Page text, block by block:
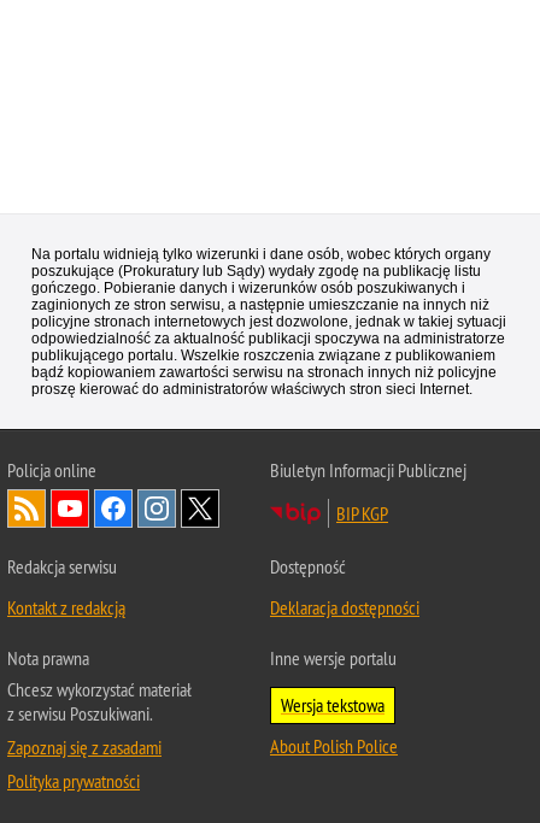
Na portalu widnieją tylko wizerunki i dane osób, wobec których organy
poszukujące (Prokuratury lub Sądy) wydały zgodę na publikację listu
gończego. Pobieranie danych i wizerunków osób poszukiwanych i
zaginionych ze stron serwisu, a następnie umieszczanie na innych niż
policyjne stronach internetowych jest dozwolone, jednak w takiej sytuacji
odpowiedzialność za aktualność publikacji spoczywa na administratorze
publikującego portalu. Wszelkie roszczenia związane z publikowaniem
bądź kopiowaniem zawartości serwisu na stronach innych niż policyjne
proszę kierować do administratorów właściwych stron sieci Internet.
Policjaonline
Biuletyn Informacji Publicznej
BIP KGP
Redakcja serwisu
Kontakt z redakcją
Dostępność
Deklaracja dostępności
Nota prawna
Chcesz wykorzystać materiał
z serwisu Poszukiwani.
Zapoznaj się z zasadami
Polityka prywatności
Inne wersje portalu
Wersja tekstowa
About Polish Police